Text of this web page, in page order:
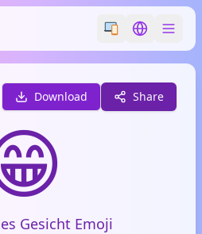
Switch emoji
Switch
Download Share
Gesicht Emoji